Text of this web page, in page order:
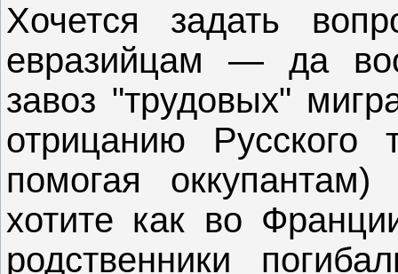
Хочется задать
евразийцам — да
завоз "трудовых"
отрицанию Русского
помогая
хотите как во
родственники